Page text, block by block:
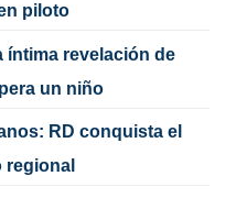
piloto
íntima revelación de
un niño
RD conquista el